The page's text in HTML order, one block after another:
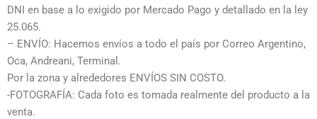
DNI en base a lo exigido por Mercado Pago y detallado en la ley
25.065.
– ENVÍO: Hacemos envíos a todo el país por Correo Argentino,
Oca, Andreani, Terminal.
Por la zona y alrededores ENVÍOS SIN COSTO.
-FOTOGRAFÍA: Cada foto es tomada realmente del producto a la
venta.